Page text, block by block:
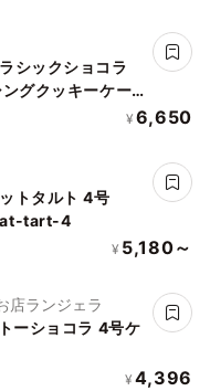
シックショコラ
グクッキーケー
【お好きなイ
¥ 6,650
トタルト 4号
tart-4
¥ 5,180～
店ランジェラ
ーショコラ 4号ケ
¥ 4,396